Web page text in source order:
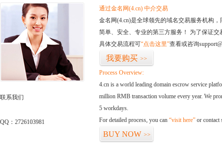
联系我们
QQ：2726103981
通过金名网(4.cn) 中介交易
金名网(4.cn)是全球领先的域名交易服务机构
简单、安全、专业的第三方服务！ 为了保证
具体交易流程可“点击这里”查看或咨询
我要购买 >>
Process Overview:
4.cn is a world leading domain escrow service
million RMB transaction volume every year. We
5 workdays.
For detailed process, you can “visit here” or contact
BUY NOW >>